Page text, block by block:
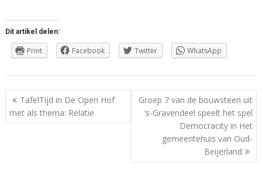
Dit artikel delen:
Print Facebook Twitter WhatsApp
Berichtnavigatie
TafelTijd in De Open Hof
met als thema: Relatie
Groep 7 van de bouwsteen uit
‘s-Gravendeel speelt het spel
Democracity in Het
gemeentehuis van Oud-
Beijerland